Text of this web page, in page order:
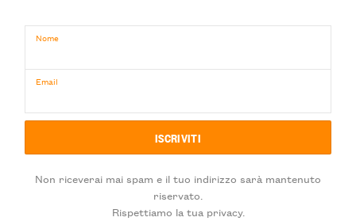
Nome
Email
Non riceverai mai spam e il tuo indirizzo sarà mantenuto
riservato.
Rispettiamo la tua privacy.